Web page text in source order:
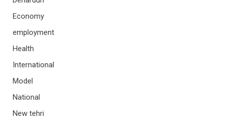
Economy
employment
Health
International
Model
National
New tehri